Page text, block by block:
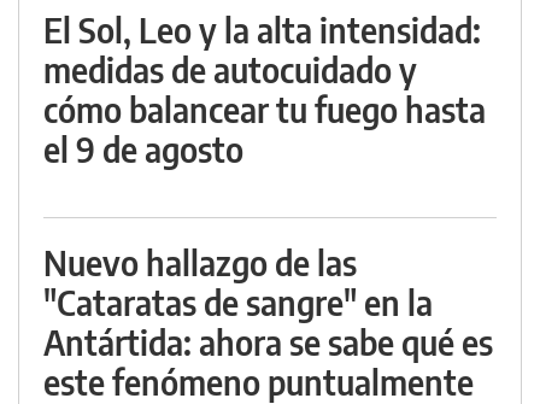
El Sol, Leo y la alta intensidad:
medidas de autocuidado y
cómo balancear tu fuego hasta
el 9 de agosto
Nuevo hallazgo de las
"Cataratas de sangre" en la
Antártida: ahora se sabe qué es
este fenómeno puntualmente